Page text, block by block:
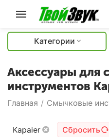
Категории
Аксессуары для
инструментов
Главная / Смычковые
Kapaier Сбросить